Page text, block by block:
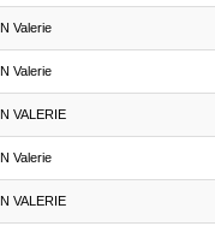
Valerie
Valerie
VALERIE
Valerie
VALERIE